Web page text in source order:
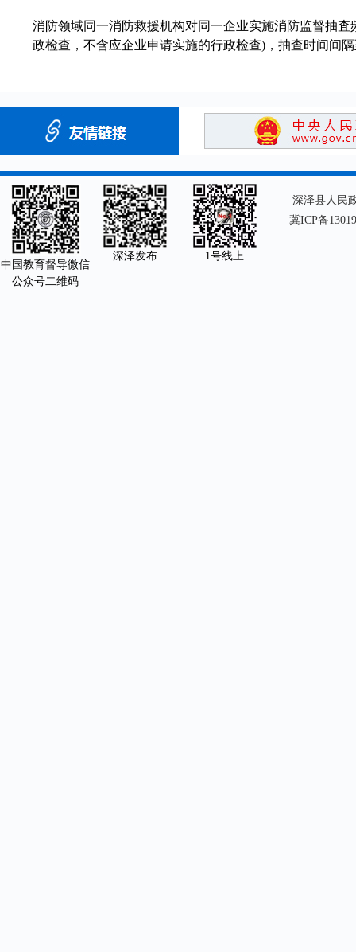
消防领域同一消防救援机构对同一企业实施消防监督抽
政检查，不含应企业申请实施的行政检查)，抽查时间间